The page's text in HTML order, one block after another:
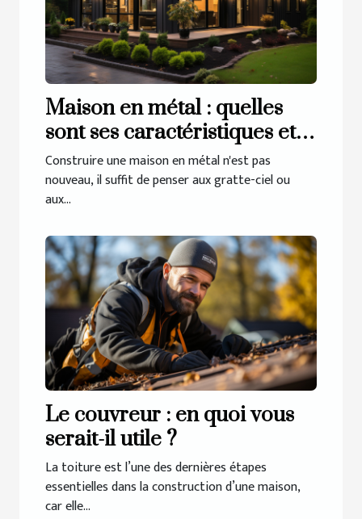
Maison en métal : quelles
sont ses caractéristiques et
pourquoi opter pour ce type
de construction ?
Construire une maison en métal n'est pas
nouveau, il suffit de penser aux gratte-ciel ou
aux...
Le couvreur : en quoi vous
serait-il utile ?
La toiture est l’une des dernières étapes
essentielles dans la construction d’une maison,
car elle...